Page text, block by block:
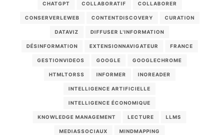
CHATGPT COLLABORATIF COLLABORER
CONSERVERLEWEB CONTENTDISCOVERY CURATION
DATAVIZ DIFFUSER L'INFORMATION
DÉSINFORMATION EXTENSIONNAVIGATEUR FRANCE
GESTIONVIDEOS GOOGLE GOOGLECHROME
HTMLTORSS INFORMER INOREADER
INTELLIGENCE ARTIFICIELLE
INTELLIGENCE ÉCONOMIQUE
KNOWLEDGE MANAGEMENT LECTURE LLMS
MEDIASSOCIAUX MINDMAPPING